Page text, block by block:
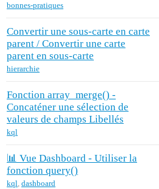
bonnes-pratiques
Convertir une sous-carte en carte
parent / Convertir une carte
parent en sous-carte
hierarchie
Fonction array_merge() -
Concaténer une sélection de
valeurs de champs Libellés
kql
📊 Vue Dashboard - Utiliser la
fonction query()
kql, dashboard